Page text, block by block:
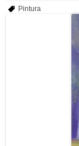
Pintura